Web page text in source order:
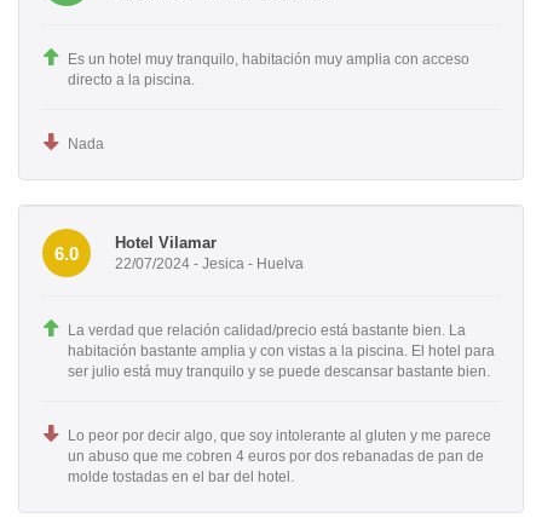
Es un hotel muy tranquilo, habitación muy amplia con acceso
directo a la piscina.
Nada
6.0
Hotel Vilamar
22/07/2024 - Jesica - Huelva
La verdad que relación calidad/precio está bastante bien. La
habitación bastante amplia y con vistas a la piscina. El hotel para
ser julio está muy tranquilo y se puede descansar bastante bien.
Lo peor por decir algo, que soy intolerante al gluten y me parece
un abuso que me cobren 4 euros por dos rebanadas de pan de
molde tostadas en el bar del hotel.